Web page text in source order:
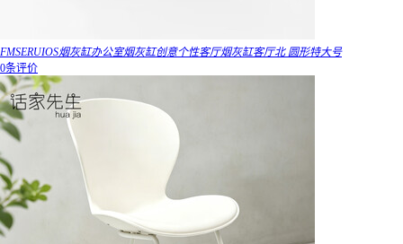
FMSERUIOS烟灰缸办公室烟灰缸创意个性客厅烟灰缸客厅北 圆形特大号
0条评价